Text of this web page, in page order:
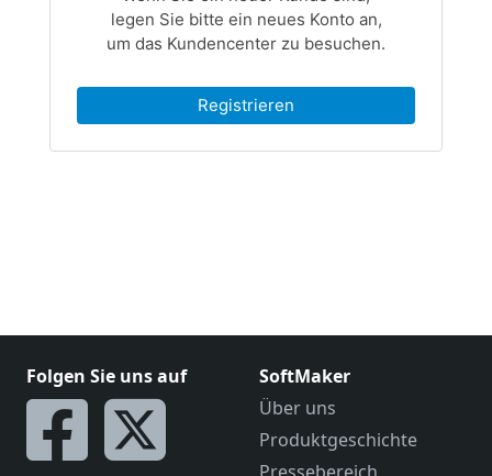
Folgen Sie uns auf
SoftMaker
Über uns
Produktgeschichte